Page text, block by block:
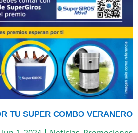
TU SUPER COMBO VERANERO